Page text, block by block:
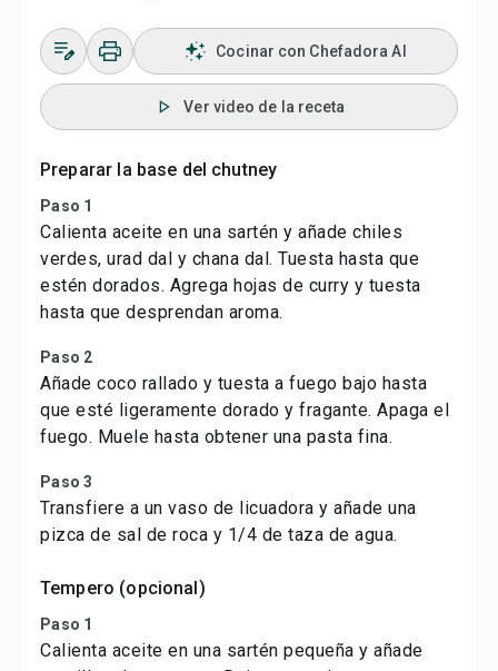
Cocinar con Chefadora AI
Ver video de la receta
Preparar la base del chutney
Paso 1
Calienta aceite en una sartén y añade chiles
verdes, urad dal y chana dal. Tuesta hasta que
estén dorados. Agrega hojas de curry y tuesta
hasta que desprendan aroma.
Paso 2
Añade coco rallado y tuesta a fuego bajo hasta
que esté ligeramente dorado y fragante. Apaga el
fuego. Muele hasta obtener una pasta fina.
Paso 3
Transfiere a un vaso de licuadora y añade una
pizca de sal de roca y 1/4 de taza de agua.
Tempero (opcional)
Paso 1
Calienta aceite en una sartén pequeña y añade